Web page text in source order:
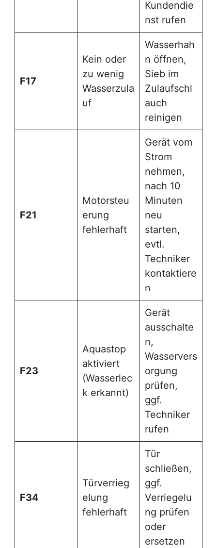
Kundendie
nst rufen
F17
Kein oder
zu wenig
Wasserzula
uf
Wasserhah
n öffnen,
Sieb im
Zulaufschl
auch
reinigen
F21
Motorsteu
erung
fehlerhaft
Gerät vom
Strom
nehmen,
nach 10
Minuten
neu
starten,
evtl.
Techniker
kontaktiere
n
F23
Aquastop
aktiviert
(Wasserlec
k erkannt)
Gerät
ausschalte
n,
Wasservers
orgung
prüfen,
ggf.
Techniker
rufen
F34
Türverrieg
elung
fehlerhaft
Tür
schließen,
ggf.
Verriegelu
ng prüfen
oder
ersetzen